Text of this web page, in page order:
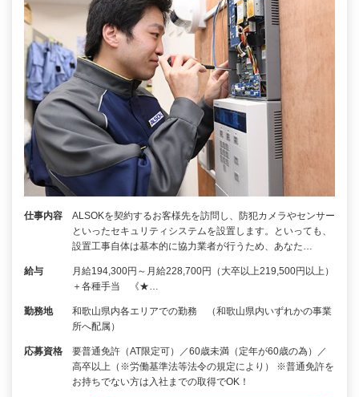
仕事内容
ALSOKを契約するお客様先を訪問し、防犯カメラやセンサー
といったセキュリティシステムを設置します。といっても、
設置工事自体は基本的に協力業者が行うため、あなた…
給与
月給194,300円～月給228,700円（大卒以上219,500円以上）
＋各種手当 《★…
勤務地
和歌山県内各エリアでの勤務 （和歌山県内いずれかの事業
所へ配属）
応募資格
要普通免許（AT限定可）／60歳未満（定年が60歳の為）／
高卒以上（※労働基準法等法令の規定により） ※普通免許を
お持ちでない方は入社までの取得でOK！